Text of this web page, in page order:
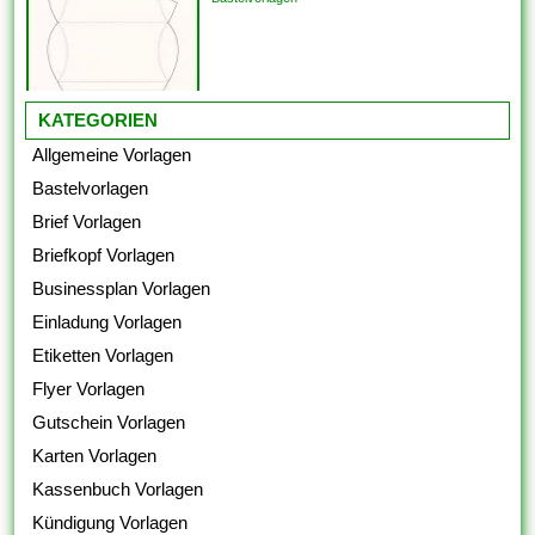
KATEGORIEN
Allgemeine Vorlagen
Bastelvorlagen
Brief Vorlagen
Briefkopf Vorlagen
Businessplan Vorlagen
Einladung Vorlagen
Etiketten Vorlagen
Flyer Vorlagen
Gutschein Vorlagen
Karten Vorlagen
Kassenbuch Vorlagen
Kündigung Vorlagen